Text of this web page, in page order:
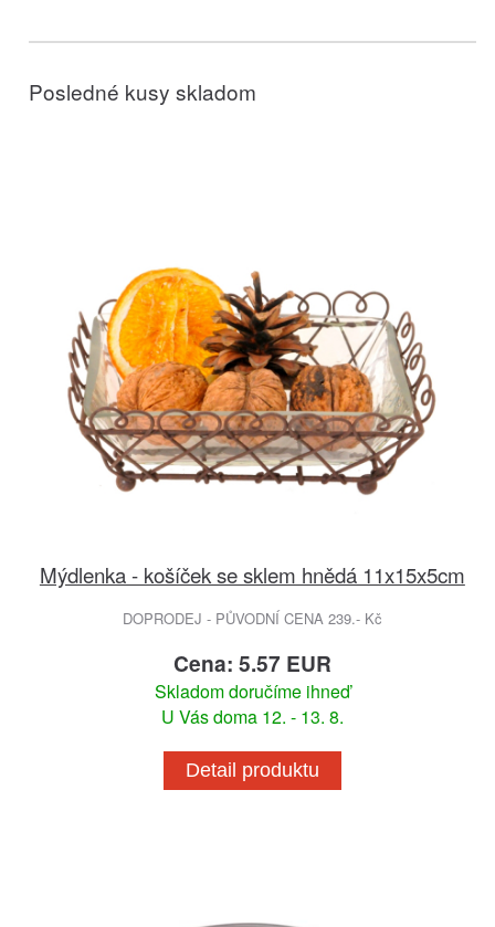
Posledné kusy skladom
Mýdlenka - košíček se sklem hnědá 11x15x5cm
DOPRODEJ - PŮVODNÍ CENA 239.- Kč
Cena: 5.57 EUR
Skladom doručíme ihneď
U Vás doma 12. - 13. 8.
Detail produktu